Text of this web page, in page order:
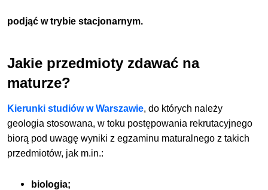
podjąć w trybie stacjonarnym.
Jakie przedmioty zdawać na
maturze?
Kierunki studiów w Warszawie, do których należy
geologia stosowana, w toku postępowania rekrutacyjnego
biorą pod uwagę wyniki z egzaminu maturalnego z takich
przedmiotów, jak m.in.:
biologia;